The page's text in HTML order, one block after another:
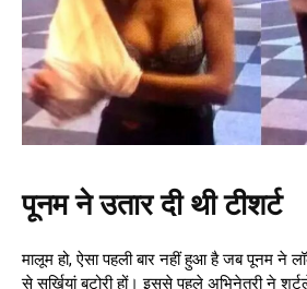
पूनम ने उतार दी थी टीशर्ट
मालूम हो, ऐसा पहली बार नहीं हुआ है जब पूनम ने
से सुर्खियां बटोरी हों। इससे पहले अभिनेत्री ने